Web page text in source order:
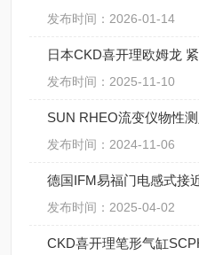
发布时间：2026-01-14
发布时间：2025-11-10
SUN RHEO流变仪物性
发布时间：2024-11-06
德国IFM易福门电感式接
发布时间：2025-04-02